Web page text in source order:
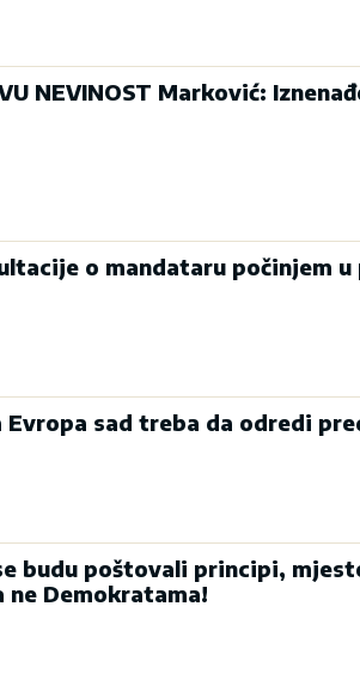
NEVINOST Marković:
o mandataru počinjem
Evropa sad treba da odredi
budu poštovali principi,
ne Demokratama!